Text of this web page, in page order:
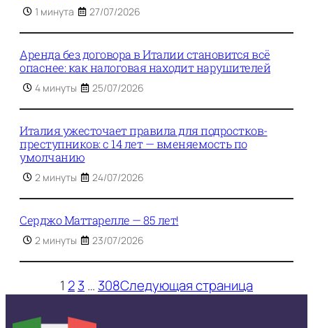
1 минута 27/07/2026
Аренда без договора в Италии становится всё
опаснее: как налоговая находит нарушителей
4 минуты 25/07/2026
Италия ужесточает правила для подростков-
преступников: с 14 лет — вменяемость по
умолчанию
2 минуты 24/07/2026
Серджо Маттареллe — 85 лет!
2 минуты 23/07/2026
1 23 … 308Следующая страница